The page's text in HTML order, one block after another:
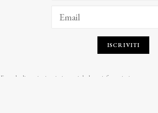
ISCRIVITI
Facendo clic per iscriverti, riconosci che le tue informazioni saranno